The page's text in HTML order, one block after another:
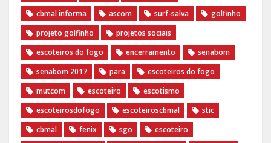
cbmal informa
ascom surf-salva
golfinho
projeto golfinho
projetos sociais
escoteiros do fogo
encerramento
senabom
senabom 2017
para
escoteiros do fogo
mutcom
escoteiro
escotismo
escoteirosdofogo
escoteiroscbmal
stic
cbmal
fenix sgo
escoteiro